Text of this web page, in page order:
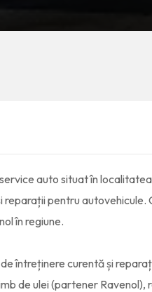
auto situat în
pentru autovehicule.
în regiune.
întreținere curentă și
de ulei (partener